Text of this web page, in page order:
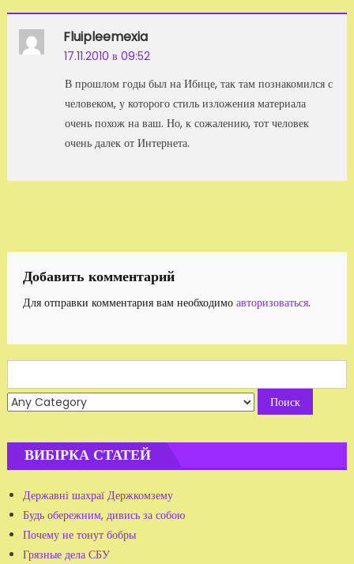
Fluipleemexia
17.11.2010 в 09:52
В прошлом годы был на Ибице, так там познакомился с
человеком, у которого стиль изложения материала
очень похож на ваш. Но, к сожалению, тот человек
очень далек от Интернета.
Добавить комментарий
Для отправки комментария вам необходимо авторизоваться.
for:
ВИБІРКА СТАТЕЙ
Державні шахраї Держкомзему
Будь обережним, дивись за собою
Почему не тонут бобры
Грязные дела СБУ